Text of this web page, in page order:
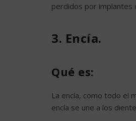
perdidos por implantes
3. Encía.
Qué es:
La encía, como todo el
encía se une a los